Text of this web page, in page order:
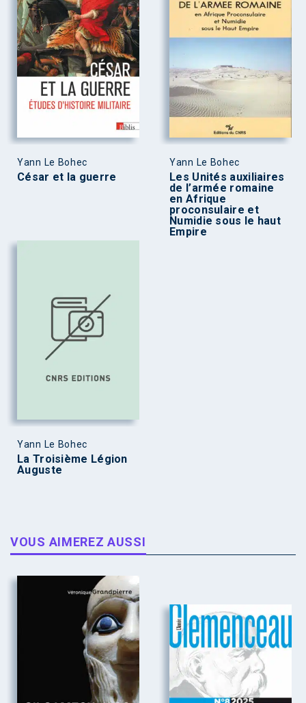
Yann Le Bohec
César et la guerre
Yann Le Bohec
Les Unités auxiliaires
de l’armée romaine
en Afrique
proconsulaire et
Numidie sous le haut
Empire
Yann Le Bohec
La Troisième Légion
Auguste
VOUS AIMEREZ AUSSI